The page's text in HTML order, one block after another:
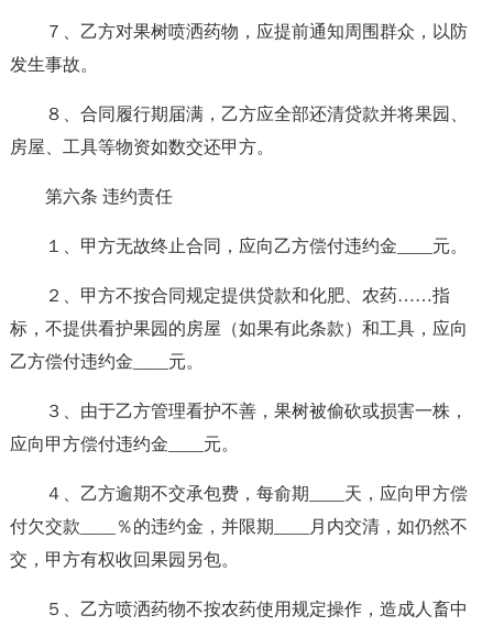
７、乙方对果树喷洒药物，应提前通知周围群众，以防
发生事故。
８、合同履行期届满，乙方应全部还清贷款并将果园、
房屋、工具等物资如数交还甲方。
第六条 违约责任
１、甲方无故终止合同，应向乙方偿付违约金____元。
２、甲方不按合同规定提供贷款和化肥、农药……指
标，不提供看护果园的房屋（如果有此条款）和工具，应向
乙方偿付违约金____元。
３、由于乙方管理看护不善，果树被偷砍或损害一株，
应向甲方偿付违约金____元。
４、乙方逾期不交承包费，每俞期____天，应向甲方偿
付欠交款____％的违约金，并限期____月内交清，如仍然不
交，甲方有权收回果园另包。
５、乙方喷洒药物不按农药使用规定操作，造成人畜中